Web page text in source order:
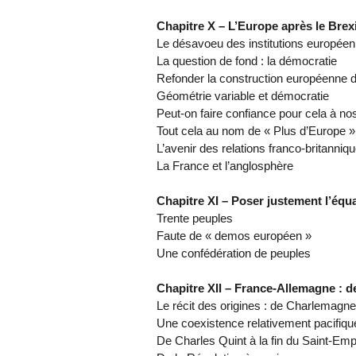
Chapitre X – L’Europe après le
Le désavoeu des institutions
La question de fond : la démocratie
Refonder la construction européenne
Géométrie variable et démocratie
Peut-on faire confiance pour cela à
Tout cela au nom de « Plus d’Europe »
L’avenir des relations franco-
La France et l’anglosphère
Chapitre XI – Poser justement
Trente peuples
Faute de « demos européen »
Une confédération de peuples
Chapitre XII – France-Allemagne :
Le récit des origines : de
Une coexistence relativement
De Charles Quint à la fin du Saint-